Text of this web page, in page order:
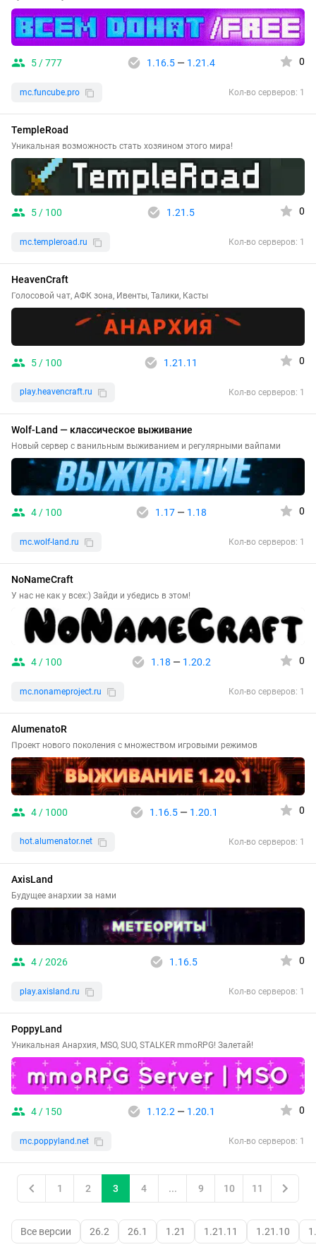
5 / 777 1.16.5— 1.21.4 0
mc.funcube.pro Кол-во серверов: 1
TempleRoad
Уникальная возможность стать хозяином этого мира!
5 / 100 1.21.5 0
mc.templeroad.ru Кол-во серверов: 1
HeavenCraft
Голосовой чат, АФК зона, Ивенты, Талики, Касты
5 / 100 1.21.11 0
play.heavencraft.ru Кол-во серверов: 1
Wolf-Land — классическое выживание
Новый сервер с ванильным выживанием и регулярными вайпами
4 / 100 1.17— 1.18 0
mc.wolf-land.ru Кол-во серверов: 1
NoNameCraft
У нас не как у всех:) Зайди и убедись в этом!
4 / 100 1.18 — 1.20.2 0
mc.nonameproject.ru Кол-во серверов: 1
AlumenatoR
Проект нового поколения с множеством игровыми режимов
4 / 1000 1.16.5— 1.20.1 0
hot.alumenator.net Кол-во серверов: 1
AxisLand
Будущее анархии за нами
4 / 2026 1.16.5 0
play.axisland.ru Кол-во серверов: 1
PoppyLand
Уникальная Анархия, MSO, SUO, STALKER mmoRPG! Залетай!
4 / 150 1.12.2— 1.20.1 0
mc.poppyland.net Кол-во серверов: 1
1 2 3 4 ... 9 10 11
Все версии 26.2 26.1 1.21 1.21.11 1.21.10